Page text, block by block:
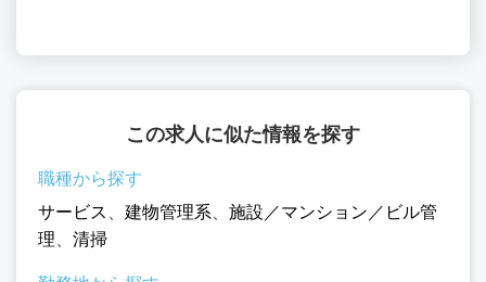
この求人に似た情報を探す
職種から探す
サービス
建物管理系
施設／マンション／ビル管
理
清掃